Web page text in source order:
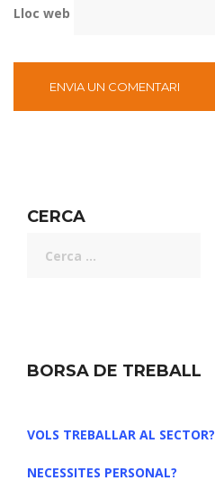
Lloc web
CERCA
BORSA DE TREBALL
VOLS TREBALLAR AL SECTOR?
NECESSITES PERSONAL?